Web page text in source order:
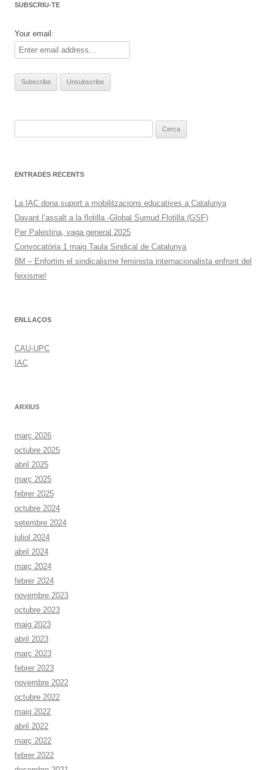
SUBSCRIU-TE
Your email:
ENTRADES RECENTS
La IAC dona suport a mobilitzacions educatives a Catalunya
Davant l’assalt a la flotilla -Global Sumud Flotilla (GSF)
Per Palestina, vaga general 2025
Convocatòria 1 maig Taula Sindical de Catalunya
8M – Enfortim el sindicalisme feminista internacionalista enfront del
feixisme!
ENLLAÇOS
CAU-UPC
IAC
ARXIUS
març 2026
octubre 2025
abril 2025
març 2025
febrer 2025
octubre 2024
setembre 2024
juliol 2024
abril 2024
març 2024
febrer 2024
novembre 2023
octubre 2023
maig 2023
abril 2023
març 2023
febrer 2023
novembre 2022
octubre 2022
maig 2022
abril 2022
març 2022
febrer 2022